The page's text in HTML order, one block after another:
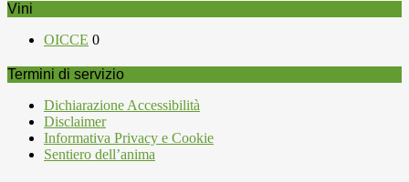
Vini
OICCE 0
Termini di servizio
Dichiarazione Accessibilità
Disclaimer
Informativa Privacy e Cookie
Sentiero dell’anima